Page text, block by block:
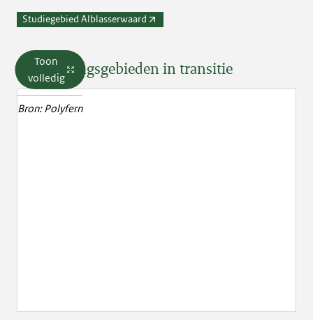
Studiegebied Alblasserwaard
2. Overgangsgebieden in transitie
Toon
volledig
Bron:Polyfern